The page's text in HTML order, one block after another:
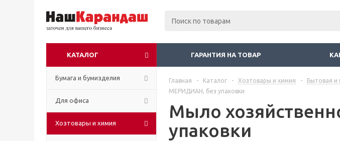
КАТАЛОГ ГАРАНТИЯ НА ТОВАР
Бумага и бумизделия
Для офиса
Хозтовары и химия
Главная - Каталог - Хозтовары и химия - Бытовая и
МЕРИДИАН, без упаковки
Мыло
упаковки